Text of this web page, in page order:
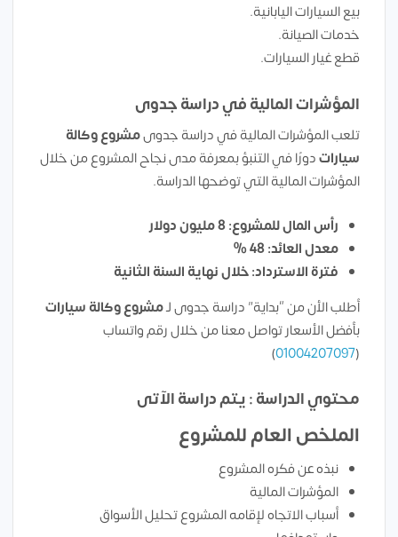
بيع السيارات اليابانية.
خدمات الصيانة.
قطع غيار السيارات.
المؤشرات المالية في دراسة جدوى
تلعب المؤشرات المالية في دراسة جدوىمشروعوكالة
سياراتدورًا في التنبؤ بمعرفة مدى نجاح المشروع من خلال
المؤشرات المالية التي توضحها الدراسة.
رأس المال للمشروع: 8 مليون دولار
معدل العائد: 48 %
فترة الاسترداد: خلال نهاية السنة الثانية
أطلب الأن من “بداية” دراسة جدوى لـمشروعوكالة سيارات
بأفضل الأسعار تواصل معنا من خلال رقم واتساب
(
01004207097
)
محتوي الدراسة : يتم دراسة الآتى
الملخص العام للمشروع
نبذه عن فكره المشروع
المؤشرات المالية
أسباب الاتجاه لإقامه المشروع تحليل الأسواق